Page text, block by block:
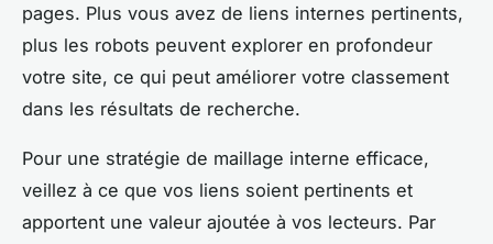
pages. Plus vous avez de liens internes pertinents,
plus les robots peuvent explorer en profondeur
votre site, ce qui peut améliorer votre classement
dans les résultats de recherche.
Pour une stratégie de maillage interne efficace,
veillez à ce que vos liens soient pertinents et
apportent une valeur ajoutée à vos lecteurs. Par